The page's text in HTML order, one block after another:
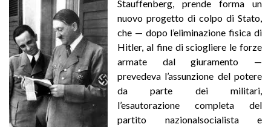
Stauffenberg, prende forma un
nuovo progetto di colpo di Stato,
che — dopo l’eliminazione fisica di
Hitler, al fine di sciogliere le forze
armate dal giuramento —
prevedeva l’assunzione del potere
da parte dei militari,
l’esautorazione completa del
partito nazionalsocialista e